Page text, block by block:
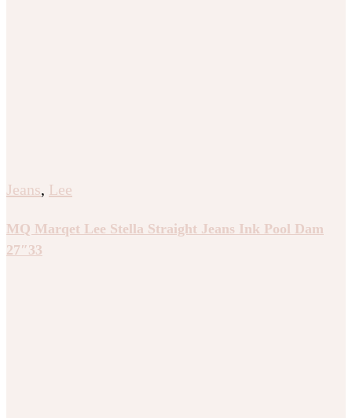
Jeans, Lee
MQ Marqet Lee Stella Straight Jeans Ink Pool Dam
27″33